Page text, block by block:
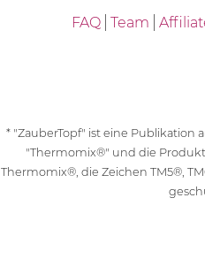
FAQ Team
* "ZauberTopf" ist eine
"Thermomix®" und die
Thermomix®, die Zeichen TM5®,